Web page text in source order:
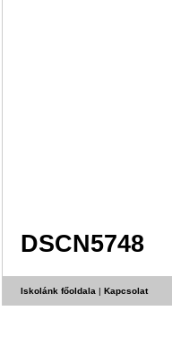
DSCN5748
Iskolánk főoldala | Kapcsolat